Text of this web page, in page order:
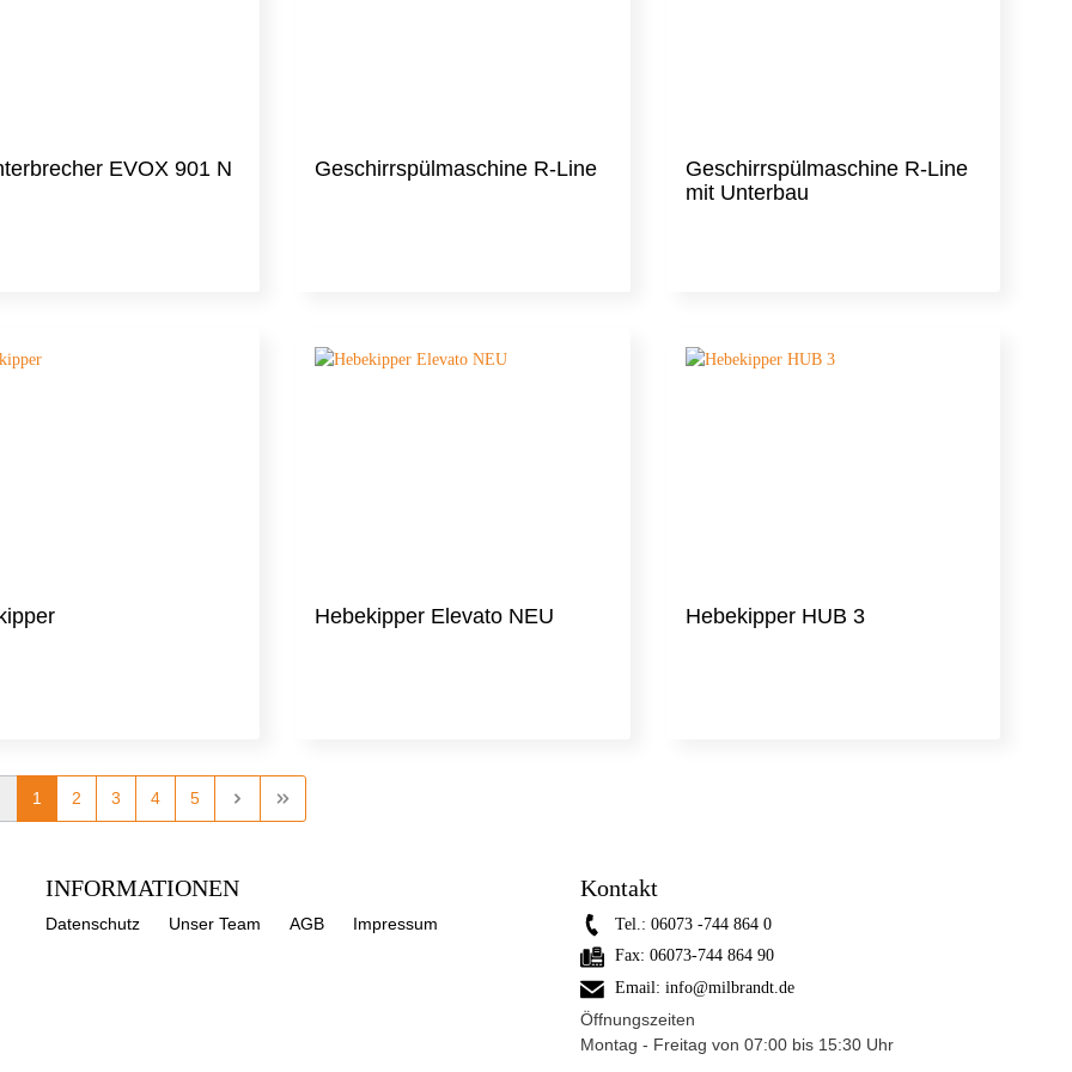
EVOX 901 N Geschirrspülmaschine R-Line
Geschirrspülmaschine R-Line
mit Unterbau
Hebekipper Elevato NEU Hebekipper HUB 3
1 2 3 4 5
INFORMATIONEN
Datenschutz Unser Team AGB Impressum
Kontakt
Tel.: 06073 -744 864 0
Fax: 06073-744 864 90
Email: info@milbrandt.de
Öffnungszeiten
Montag - Freitag von 07:00 bis 15:30 Uhr